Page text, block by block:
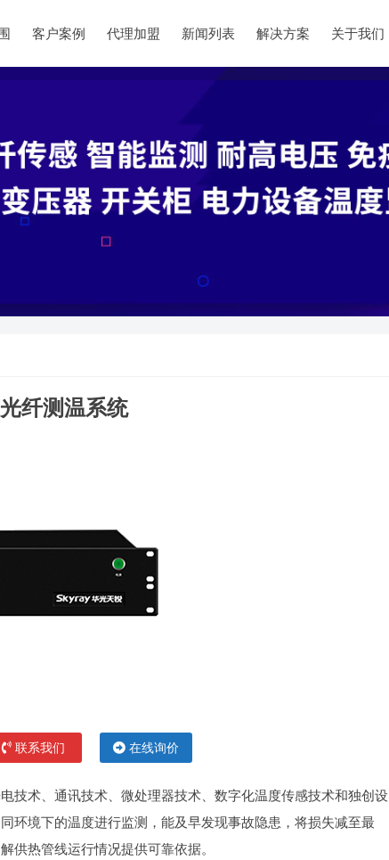
客户案例 代理加盟 新闻列表 解决方案 关于我们
纤测温系统
联系我们 在线询价
技术、通讯技术、微处理器技术、数字化温度传感技术和独创设
环境下的温度进行监测，能及早发现事故隐患，将损失减至最
供热管线运行情况提供可靠依据。